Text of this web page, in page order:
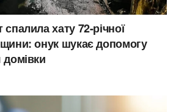
хату 72-річної
онук шукає допомогу